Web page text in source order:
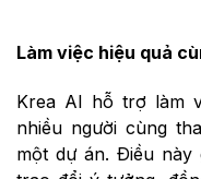
Làm việc hiệu quả
Krea AI hỗ trợ làm
nhiều người cùng
một dự án. Điều này